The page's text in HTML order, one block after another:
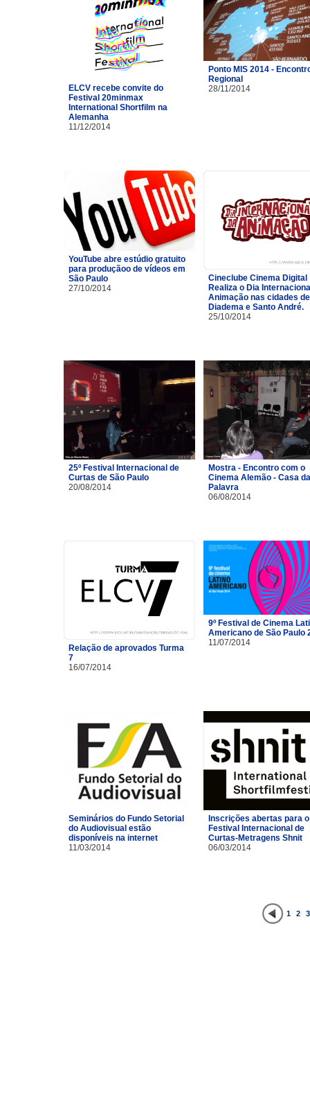
ELCV recebe convite do
Festival 20minmax
International Shortfilm na
Alemanha
11/12/2014
Ponto MIS 2014 -
Regional
28/11/2014
YouTube abre estúdio gratuito
para produçãoo de vídeos em
São Paulo
27/10/2014
Cineclube Cinema Digital
Realiza o Dia
Animação nas cidades de
Diadema e Santo André.
25/10/2014
25º Festival Internacional de
Curtas de São Paulo
20/08/2014
Mostra - Encontro com o
Cinema Alemão - Casa da
Palavra
06/08/2014
Relação de aprovados Turma
7
16/07/2014
9º Festival de Cinema
Americano de São Paulo
11/07/2014
Seminários do Fundo Setorial
do Audiovisual estão
disponíveis na internet
11/03/2014
Inscrições abertas para o
Festival Internacional de
Curtas-Metragens Shnit
06/03/2014
1 2 3